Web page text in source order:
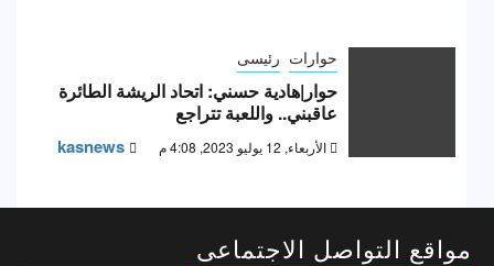
حوارات رئيسى
حوار|هادية حسني: اتحاد الريشة الطائرة
عاقبني.. واللعبة تتراجع
الأربعاء, 12 يوليو 2023, 4:08 م kasnews
مواقع التواصل الاجتماعى